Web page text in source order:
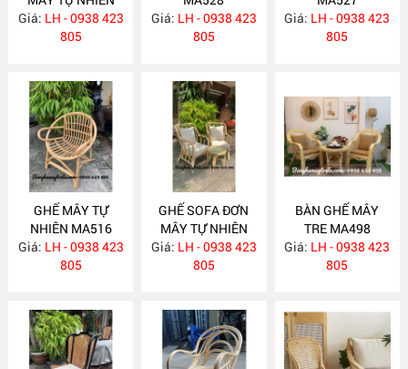
MA535
Giá: LH - 0938 423
805
Giá: LH - 0938 423
805
Giá: LH - 0938 423
805
GHẾ MÂY TỰ
NHIÊN MA516
Giá: LH - 0938 423
805
GHẾ SOFA ĐƠN
MÂY TỰ NHIÊN
MA515
Giá: LH - 0938 423
805
BÀN GHẾ MÂY
TRE MA498
Giá: LH - 0938 423
805